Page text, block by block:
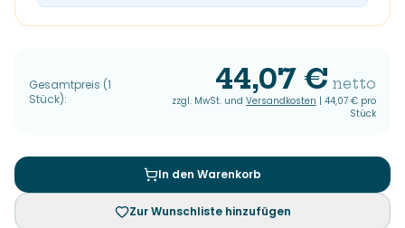
Gesamtpreis (1
Stück):
44,07 € netto
zzgl. MwSt. und Versandkosten | 44,07 € pro
Stück
In den Warenkorb
Zur Wunschliste hinzufügen